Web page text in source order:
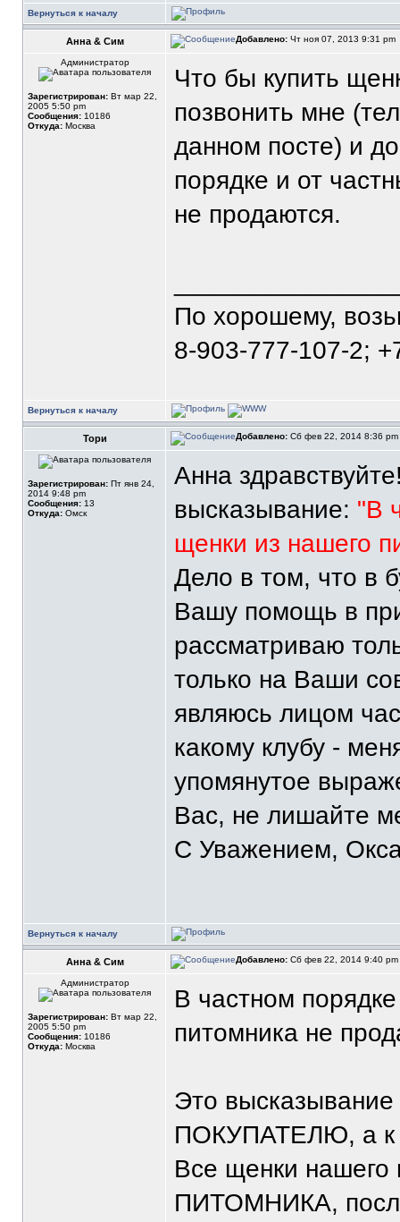
Вернуться к началу
Анна & Сим Добавлено: Чт ноя 07, 2013 9:31 pm
Администратор
Зарегистрирован: Вт мар 22,
2005 5:50 pm
Сообщения: 10186
Откуда: Москва
Что бы купить
позвонить мне
данном посте) и
порядке и от
не продаются.
По хорошему,
8-903-777-107-2;
Вернуться к началу
Тори Добавлено: Сб фев 22, 2014 8:36 pm
Зарегистрирован: Пт янв 24,
2014 9:48 pm
Сообщения: 13
Откуда: Омск
Анна
высказывание: "В
щенки из нашего
Дело в том, что в
Вашу помощь в
рассматриваю
только на Ваши
являюсь лицом
какому клубу -
упомянутое
Вас, не лишайте
С Уважением,
Вернуться к началу
Анна & Сим Добавлено: Сб фев 22, 2014 9:40 pm
Администратор
Зарегистрирован: Вт мар 22,
2005 5:50 pm
Сообщения: 10186
Откуда: Москва
В частном
питомника не
Это
ПОКУПАТЕЛЮ, а
Все щенки нашего
ПИТОМНИКА,